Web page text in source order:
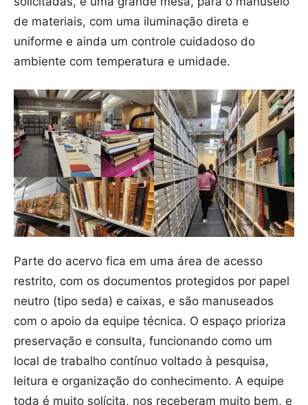
de materiais, com uma iluminação direta e
uniforme e ainda um controle cuidadoso do
ambiente com temperatura e umidade.
Parte do acervo fica em uma área de acesso
restrito, com os documentos protegidos por papel
neutro (tipo seda) e caixas, e são manuseados
com o apoio da equipe técnica. O espaço prioriza
preservação e consulta, funcionando como um
local de trabalho contínuo voltado à pesquisa,
leitura e organização do conhecimento. A equipe
toda é muito solícita, nos receberam muito bem, e